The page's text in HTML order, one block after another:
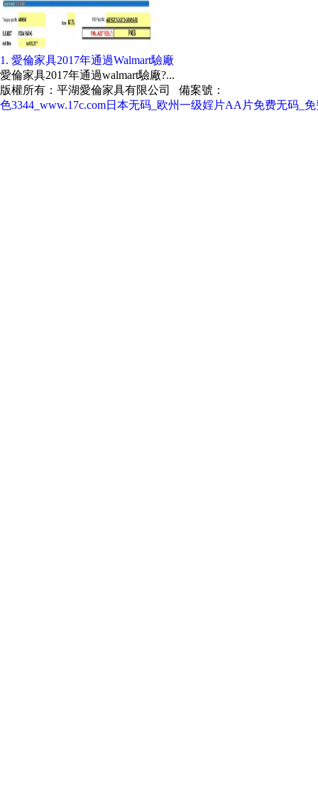
1. 愛倫家具2017年通過Walmart驗廠
愛倫家具2017年通過walmart驗廠?...
版權所有：平湖愛倫家具有限公司 備案號：
色3344_www.17c.com日本无码_欧州一级婬片AA片免费无码_